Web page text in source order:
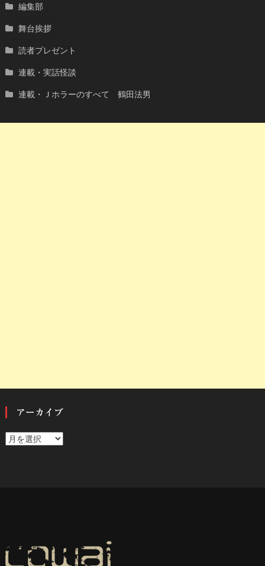
編集部
舞台挨拶
読者プレゼント
連載・実話怪談
連載・Ｊホラーのすべて 鶴田法男
アーカイブ
ア